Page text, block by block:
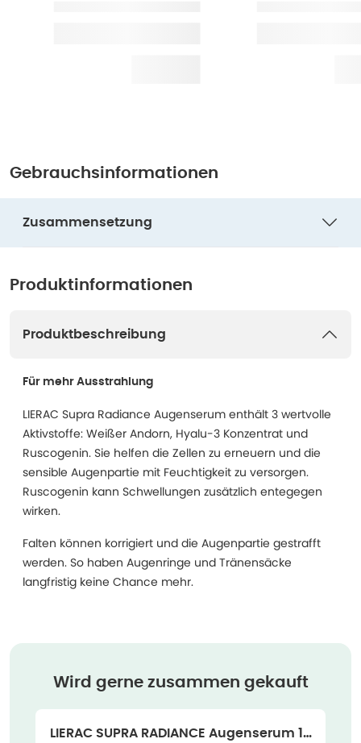
Gebrauchsinformationen
Zusammensetzung
Produktinformationen
Produktbeschreibung
Für mehr Ausstrahlung
LIERAC Supra Radiance Augenserum enthält 3 wertvolle
Aktivstoffe: Weißer Andorn, Hyalu-3 Konzentrat und
Ruscogenin. Sie helfen die Zellen zu erneuern und die
sensible Augenpartie mit Feuchtigkeit zu versorgen.
Ruscogenin kann Schwellungen zusätzlich entegegen
wirken.
Falten können korrigiert und die Augenpartie gestrafft
werden. So haben Augenringe und Tränensäcke
langfristig keine Chance mehr.
Wird gerne zusammen gekauft
LIERAC SUPRA RADIANCE Augenserum 15